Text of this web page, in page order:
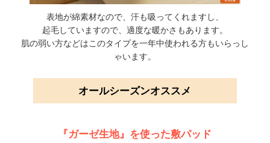
表地が綿素材なので、汗も吸ってくれますし、
起毛していますので、適度な暖かさもあります。
肌の弱い方などはこのタイプを一年中使われる方もいらっし
ゃいます。
オールシーズンオススメ
『ガーゼ生地』を使った敷パッド